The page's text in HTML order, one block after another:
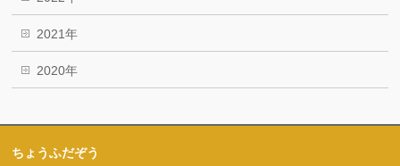
2021年
2020年
ちょうふだぞう